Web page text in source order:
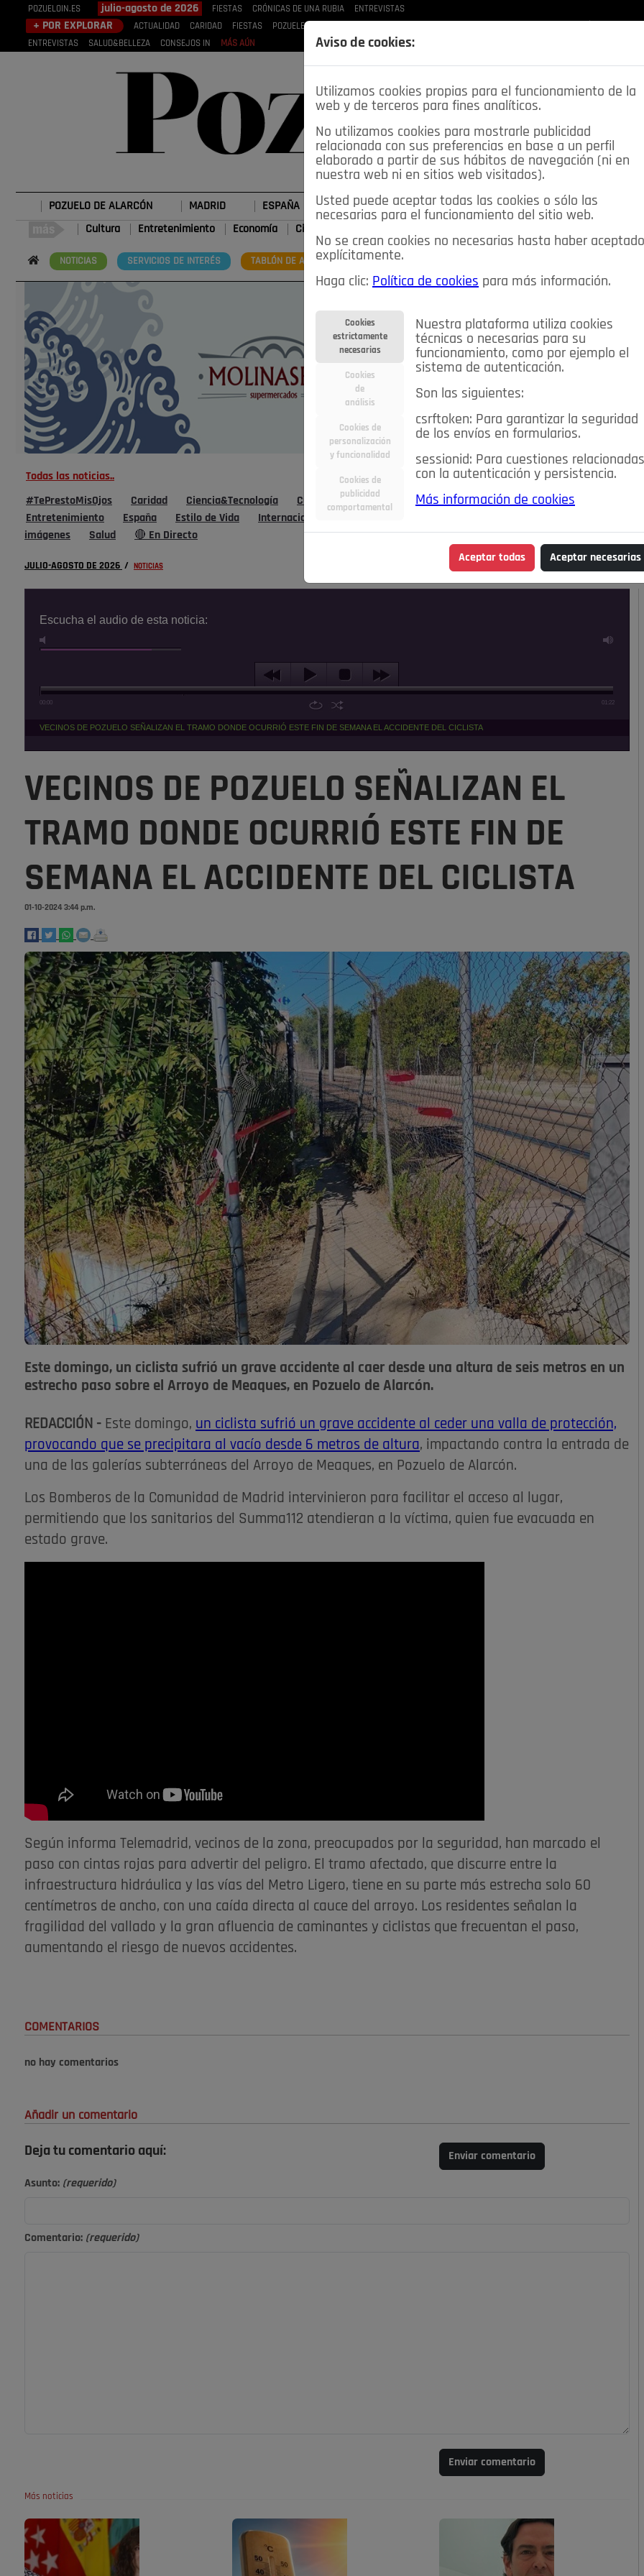
POZUELOIN.ES julio-agosto de 2026 FIESTAS CRÓNICAS DE UNA RUBIA ENTREVISTAS
+ POR EXPLORAR ACTUALIDAD CARIDAD FIESTAS POZUELEROS CRÓNICAS DE
ENTREVISTAS
SALUD&BELLEZA CONSEJOS IN MÁS AÚN
POZUELO DE ALARCÓN MADRID ESPAÑA DEPORTES OPINIÓN IN SALUD 🔴 EN DIRECTO
Cultura Entretenimiento Economía Ciencia&Tecnología
NOTICIAS SERVICIOS DE INTERÉS TABLÓN DE ANUNCIOS MIS ANUNCIOS
Todas las noticias..
#TePrestoMisOjos Caridad Ciencia&Tecnología Cultura Deportes Economía
Educación
Entretenimiento
España Estilo de Vida Internacional
imágenes
Salud 🔴 En Directo
JULIO-AGOSTO DE 2026 / NOTICIAS
Escucha el audio de esta noticia:
00:00 01:22
VECINOS DE POZUELO SEÑALIZAN EL TRAMO DONDE OCURRIÓ ESTE FIN DE SEMANA EL ACCIDENTE DEL CICLISTA
VECINOS DE POZUELO SEÑALIZAN EL
TRAMO DONDE OCURRIÓ ESTE FIN DE
SEMANA EL ACCIDENTE DEL CICLISTA
01-10-2024 3:44 p.m.
Este domingo, un ciclista sufrió un grave accidente al caer desde una altura de seis metros en un
estrecho paso sobre el Arroyo de Meaques, en Pozuelo de Alarcón.
REDACCIÓN - Este domingo, un ciclista sufrió un grave accidente al ceder una valla de protección,
provocando que se precipitara al vacío desde 6 metros de altura, impactando contra la entrada de
una de las galerías subterráneas del Arroyo de Meaques, en Pozuelo de Alarcón.
Los Bomberos de la Comunidad de Madrid intervinieron para facilitar el acceso al lugar,
permitiendo que los sanitarios del Summa112 atendieran a la víctima, quien fue evacuada en
estado grave.
Según informa Telemadrid, vecinos de la zona, preocupados por la seguridad, han marcado el
paso con cintas rojas para advertir del peligro. El tramo afectado, que discurre entre la
infraestructura hidráulica y las vías del Metro Ligero, tiene en su parte más estrecha solo 60
centímetros de ancho, con una caída directa al cauce del arroyo. Los residentes señalan la
fragilidad del vallado y la gran afluencia de caminantes y ciclistas que frecuentan el paso,
aumentando el riesgo de nuevos accidentes.
COMENTARIOS
no hay comentarios
Añadir un comentario
Deja tu comentario aquí: Enviar comentario
Asunto: (requerido)
Comentario: (requerido)
Enviar comentario
Más noticias
Aviso de cookies:
Utilizamos cookies propias para el funcionamiento de la
web y de terceros para fines analíticos.
No utilizamos cookies para mostrarle publicidad
relacionada con sus preferencias en base a un perfil
elaborado a partir de sus hábitos de navegación (ni en
nuestra web ni en sitios web visitados).
Usted puede aceptar todas las cookies o sólo las
necesarias para el funcionamiento del sitio web.
No se crean cookies no necesarias hasta haber aceptado
explícitamente.
Haga clic: Política de cookies para más información.
Cookies
estrictamente
necesarias
Cookies
de
análisis
Cookies de
personalización
y funcionalidad
Cookies de
publicidad
comportamental
Nuestra plataforma utiliza cookies
técnicas o necesarias para su
funcionamiento, como por ejemplo el
sistema de autenticación.
Son las siguientes:
csrftoken: Para garantizar la seguridad
de los envíos en formularios.
sessionid: Para cuestiones relacionadas
con la autenticación y persistencia.
Más información de cookies
Aceptar todas Aceptar necesarias